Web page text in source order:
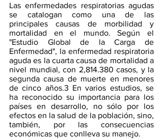
Las enfermedades respiratorias agudas
se catalogan como una de las
principales causas de morbilidad y
mortalidad en el mundo. Según el
"Estudio Global de la Carga de
Enfermedad", la enfermedad respiratoria
aguda es la cuarta causa de mortalidad a
nivel mundial, con 2,814.380 casos, y la
segunda causa de muerte en menores
de cinco años.3 En varios estudios, se
ha reconocido su importancia para los
países en desarrollo, no sólo por los
efectos en la salud de la población, sino,
también, por las consecuencias
económicas que conlleva su manejo.